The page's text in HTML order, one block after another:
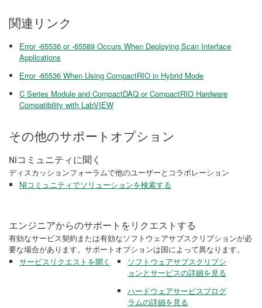
関連リンク
Error -65536 or -65589 Occurs When Deploying Scan Interface
Applications
Error -65536 When Using CompactRIO in Hybrid Mode
C Series Module and CompactDAQ or CompactRIO Hardware
Compatibility with LabVIEW
その他のサポートオプション
NIコミュニティに聞く
ディスカッションフォーラムで他のユーザーとコラボレーション
NIコミュニティでソリューションを検索する
エンジニアからのサポートをリクエストする
有効なサービス契約または有効なソフトウェアサブスクリプションが必
要な場合があります。サポートオプションは国によって異なります。
サービスリクエストを開く
ソフトウェアサブスクリプシ
ョンとサービスの詳細を見る
ハードウェアサービスプログ
ラムの詳細を見る